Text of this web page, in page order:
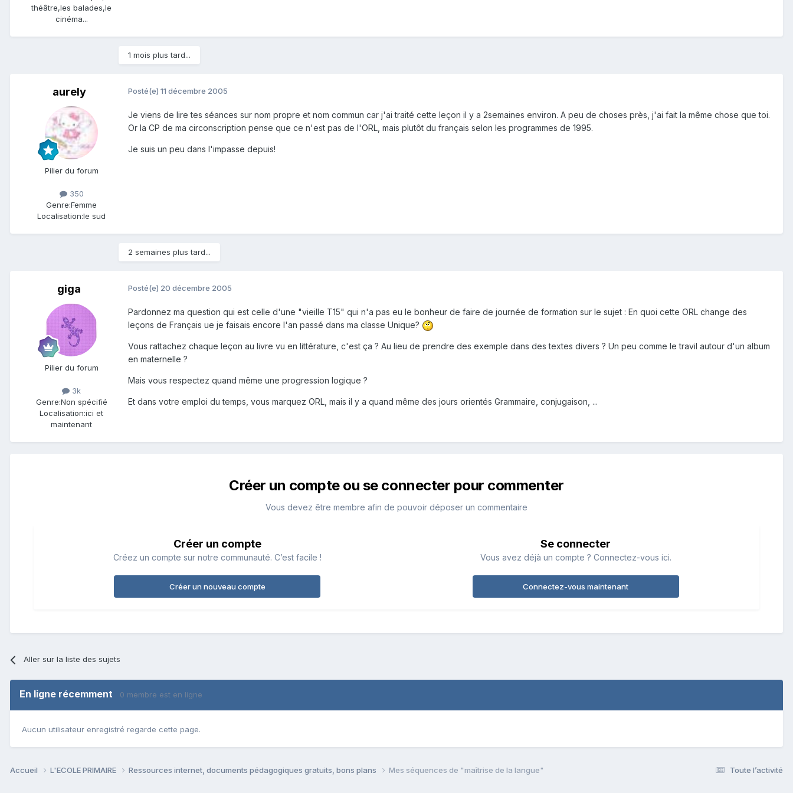
théâtre,les balades,le
cinéma...
1 mois plus tard...
aurely
Pilier du forum
350
Genre:Femme
Localisation:le sud
Posté(e) 11 décembre 2005
Je viens de lire tes séances sur nom propre et nom commun car j'ai traité cette leçon il y a 2semaines environ. A peu de choses près, j'ai fait la même chose que toi.
Or la CP de ma circonscription pense que ce n'est pas de l'ORL, mais plutôt du français selon les programmes de 1995.
Je suis un peu dans l'impasse depuis!
2 semaines plus tard...
giga
Pilier du forum
3k
Genre:Non spécifié
Localisation:ici et
maintenant
Posté(e) 20 décembre 2005
Pardonnez ma question qui est celle d'une "vieille T15" qui n'a pas eu le bonheur de faire de journée de formation sur le sujet : En quoi cette ORL change des
leçons de Français ue je faisais encore l'an passé dans ma classe Unique?
Vous rattachez chaque leçon au livre vu en littérature, c'est ça ? Au lieu de prendre des exemple dans des textes divers ? Un peu comme le travil autour d'un album
en maternelle ?
Mais vous respectez quand même une progression logique ?
Et dans votre emploi du temps, vous marquez ORL, mais il y a quand même des jours orientés Grammaire, conjugaison, ...
Créer un compte ou se connecter pour commenter
Vous devez être membre afin de pouvoir déposer un commentaire
Créer un compte
Créez un compte sur notre communauté. C’est facile !
Créer un nouveau compte
Se connecter
Vous avez déjà un compte ? Connectez-vous ici.
Connectez-vous maintenant
Aller sur la liste des sujets
En ligne récemment 0 membre est en ligne
Aucun utilisateur enregistré regarde cette page.
Toute l’activité
Accueil L'ECOLE PRIMAIRE Ressources internet, documents pédagogiques gratuits, bons plans Mes séquences de "maîtrise de la langue"